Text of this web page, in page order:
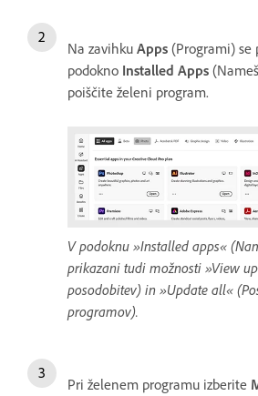
Na zavihku Apps (Programi) se
podokno Installed Apps
poiščite želeni program.
V podoknu »Installed apps«
prikazani tudi možnosti »View
posodobitev) in »Update all«
programov).
Pri želenem programu izberite